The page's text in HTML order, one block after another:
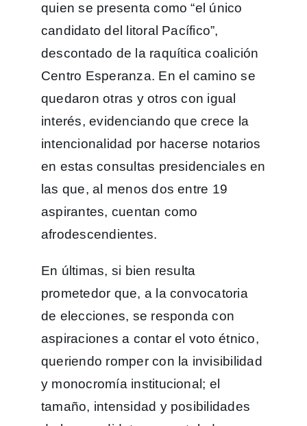
quien se presenta como “el único
candidato del litoral Pacífico”,
descontado de la raquítica coalición
Centro Esperanza. En el camino se
quedaron otras y otros con igual
interés, evidenciando que crece la
intencionalidad por hacerse notarios
en estas consultas presidenciales en
las que, al menos dos entre 19
aspirantes, cuentan como
afrodescendientes.
En últimas, si bien resulta
prometedor que, a la convocatoria
de elecciones, se responda con
aspiraciones a contar el voto étnico,
queriendo romper con la invisibilidad
y monocromía institucional; el
tamaño, intensidad y posibilidades